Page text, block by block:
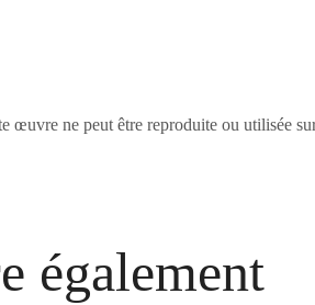
œuvre ne peut être reproduite ou utilisée
également